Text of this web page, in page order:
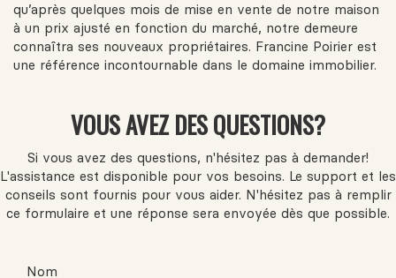
qu’après quelques mois de mise en vente de notre maison
à un prix ajusté en fonction du marché, notre demeure
connaîtra ses nouveaux propriétaires. Francine Poirier est
une référence incontournable dans le domaine immobilier.
VOUS AVEZ DES QUESTIONS?
Si vous avez des questions, n'hésitez pas à demander!
L'assistance est disponible pour vos besoins. Le support et les
conseils sont fournis pour vous aider. N'hésitez pas à remplir
ce formulaire et une réponse sera envoyée dès que possible.
Nom